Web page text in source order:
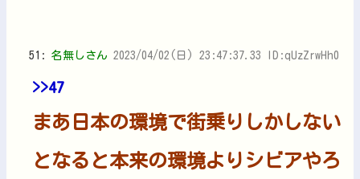
51: 名無しさん 2023/04/02(日) 23:47:37.33 ID:qUzZrwHh0
>>47
まあ日本の環境で街乗りしかしない
となると本来の環境よりシビアやろ